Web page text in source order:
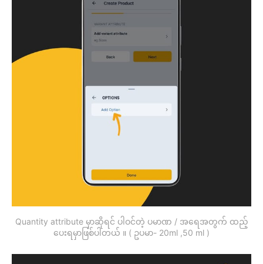
Quantity attribute မှာဆိုရင် ပါဝင်တဲ့ ပမာဏ / အရေအတွက် ထည့်
ပေးရမှာဖြစ်ပါတယ် ။ ( ဥပမာ- 20ml ,50 ml )